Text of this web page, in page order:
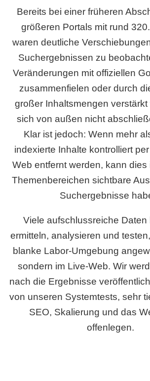
Bereits bei einer früheren
größeren Portals mit rund
waren deutliche
Suchergebnissen zu
Veränderungen mit offiziellen
zusammenfielen oder durch
großer Inhaltsmengen
sich von außen nicht
Klar ist jedoch: Wenn mehr
indexierte Inhalte kontrolliert
Web entfernt werden, kann dies
Themenbereichen sichtbare
Suchergebnisse
Viele aufschlussreiche Daten
ermitteln, analysieren und
blanke Labor-Umgebung
sondern im Live-Web. Wir
nach die Ergebnisse
von unseren Systemtests, sehr
SEO, Skalierung und das
offenlegen.